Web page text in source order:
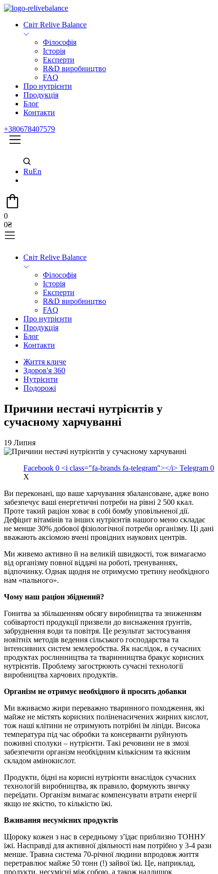
Світ Relive Balance
Філософія
Історія
Експерти
R&D виробництво
FAQ
Про нутрієнти
Продукція
Блог
Контакти
+380678407579
RuEn
0
0₴
Світ Relive Balance
Філософія
Історія
Експерти
R&D виробництво
FAQ
Про нутрієнти
Продукція
Блог
Контакти
Життя кличе
Здоров'я 360
Нутрієнти
Подорожі
Причини нестачі нутрієнтів у
сучасному харчуванні
19 Липня
Facebook 0 <i class="fa-brands fa-telegram"></i> Telegram 0
X
Ви переконані, що ваше харчування збалансоване, адже воно
забезпечує ваші енергетичні потреби на рівні 2 500 ккал.
Проте такий раціон ховає в собі бомбу уповільненої дії.
Дефіцит вітамінів та інших нутрієнтів нашого меню складає
не менше 30% добової фізіологічної потреби організму. Ці дані
вважають аксіомою вчені провідних наукових центрів.
Ми живемо активно й на великій швидкості, тож вимагаємо
від організму повної віддачі на роботі, тренуваннях,
відпочинку. Однак щодня не отримуємо третину необхідного
нам «пального».
Чому наш раціон збіднений?
Гонитва за збільшенням обсягу виробництва та зниженням
собівартості продукції призвели до виснаження ґрунтів,
забруднення води та повітря. Це результат застосування
новітніх методів ведення сільського господарства та
інтенсивних систем землеробства. Як наслідок, в сучасних
продуктах рослинництва та тваринництва бракує корисних
нутрієнтів. Проблему загострюють сучасні технології
виробництва харчових продуктів.
Організм не отримує необхідного й просить добавки
Ми вживаємо жири переважно тваринного походження, які
майже не містять корисних поліненасичених жирних кислот,
тож наші клітини не отримують потрібні їм ліпіди. Висока
температура під час обробки та консерванти руйнують
поживні сполуки – нутрієнти. Такі речовини не в змозі
забезпечити організм необхідним кількісним та якісним
складом амінокислот.
Продукти, бідні на корисні нутрієнти внаслідок сучасних
технологій виробництва, як правило, формують звичку
переїдати. Організм вимагає компенсувати втрати енергії
якщо не якістю, то кількістю їжі.
Вживання несумісних продуктів
Щороку кожен з нас в середньому з’їдає приблизно ТОННУ
їжі. Насправді для активної діяльності нам потрібно у 3-4 рази
менше. Травна система 70-річної людини впродовж життя
перетравлює майже 50 тонн (!) зайвої їжі. Це, наприклад,
продукти, несумісні між собою, а також надлишок